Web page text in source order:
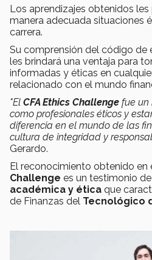
Los aprendizajes obtenidos
manera adecuada situaciones
carrera.
Su comprensión del código de
les brindará una ventaja para
informadas y éticas en
relacionado con el mundo
"El CFA Ethics Challenge fue un
como profesionales éticos y
diferencia en el mundo de las
cultura de integridad y
Gerardo.
El reconocimiento obtenido en
Challenge es un testimonio
académica y ética que
de Finanzas del Tecnológico